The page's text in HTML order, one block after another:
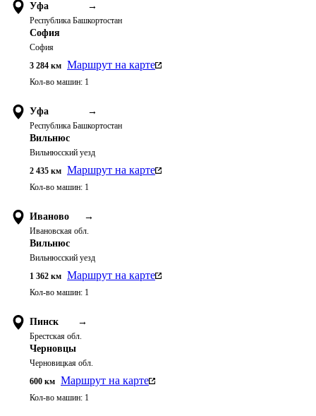
Уфа →
Республика Башкортостан
София
София
3 284 км Маршрут на карте
Кол-во машин: 1
Уфа →
Республика Башкортостан
Вильнюс
Вильнюсский уезд
2 435 км Маршрут на карте
Кол-во машин: 1
Иваново →
Ивановская обл.
Вильнюс
Вильнюсский уезд
1 362 км Маршрут на карте
Кол-во машин: 1
Пинск →
Брестская обл.
Черновцы
Черновицкая обл.
600 км Маршрут на карте
Кол-во машин: 1